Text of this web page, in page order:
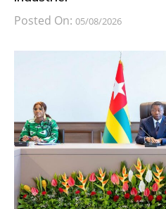
Posted On: 05/08/2026